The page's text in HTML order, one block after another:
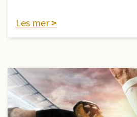
Les mer